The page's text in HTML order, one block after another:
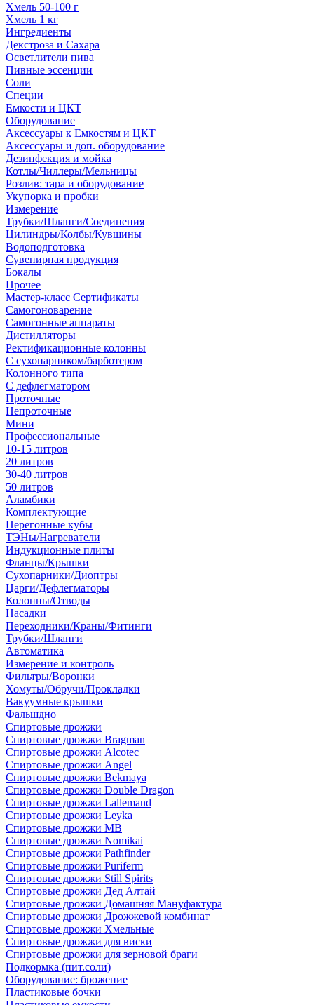
Хмель 50-100 г
Хмель 1 кг
Ингредиенты
Декстроза и Сахара
Осветлители пива
Пивные эссенции
Соли
Специи
Емкости и ЦКТ
Оборудование
Аксессуары к Емкостям и ЦКТ
Аксессуары и доп. оборудование
Дезинфекция и мойка
Котлы/Чиллеры/Мельницы
Розлив: тара и оборудование
Укупорка и пробки
Измерение
Трубки/Шланги/Соединения
Цилиндры/Колбы/Кувшины
Водоподготовка
Сувенирная продукция
Бокалы
Прочее
Мастер-класс Сертификаты
Самогоноварение
Самогонные аппараты
Дистилляторы
Ректификационные колонны
С сухопарником/барботером
Колонного типа
С дефлегматором
Проточные
Непроточные
Мини
Профессиональные
10-15 литров
20 литров
30-40 литров
50 литров
Аламбики
Комплектующие
Перегонные кубы
ТЭНы/Нагреватели
Индукционные плиты
Фланцы/Крышки
Сухопарники/Диоптры
Царги/Дефлегматоры
Колонны/Отводы
Насадки
Переходники/Краны/Фитинги
Трубки/Шланги
Автоматика
Измерение и контроль
Фильтры/Воронки
Хомуты/Обручи/Прокладки
Вакуумные крышки
Фальшдно
Спиртовые дрожжи
Спиртовые дрожжи Bragman
Спиртовые дрожжи Alcotec
Спиртовые дрожжи Angel
Спиртовые дрожжи Bekmaya
Спиртовые дрожжи Double Dragon
Спиртовые дрожжи Lallemand
Спиртовые дрожжи Leyka
Спиртовые дрожжи MB
Спиртовые дрожжи Nomikai
Спиртовые дрожжи Pathfinder
Спиртовые дрожжи Puriferm
Спиртовые дрожжи Still Spirits
Спиртовые дрожжи Дед Алтай
Спиртовые дрожжи Домашняя Мануфактура
Спиртовые дрожжи Дрожжевой комбинат
Спиртовые дрожжи Хмельные
Спиртовые дрожжи для виски
Спиртовые дрожжи для зерновой браги
Подкормка (пит.соли)
Оборудование: брожение
Пластиковые бочки